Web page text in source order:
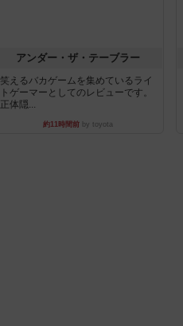
アンダー・ザ・テーブラー
笑えるバカゲームを集めているライ
トゲーマーとしてのレビューです。
正体隠...
約11時間前 by toyota